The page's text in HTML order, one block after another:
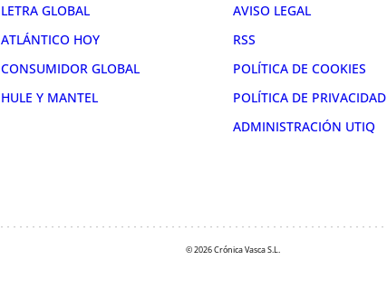
LETRA GLOBAL
ATLÁNTICO HOY
CONSUMIDOR GLOBAL
HULE Y MANTEL
AVISO LEGAL
RSS
POLÍTICA DE COOKIES
POLÍTICA DE PRIVACIDAD
ADMINISTRACIÓN UTIQ
© 2026 Crónica Vasca S.L.